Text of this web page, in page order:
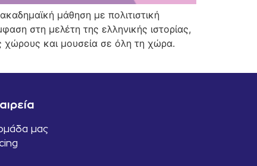
μάθηση με πολιτιστική
στη μελέτη της ελληνικής ιστορίας,
χώρους και μουσεία σε όλη τη χώρα.
μας